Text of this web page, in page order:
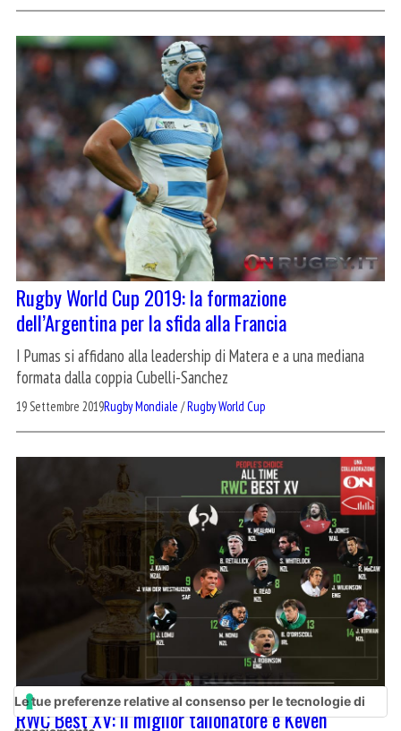
Rugby World Cup 2019: la formazione
dell’Argentina per la sfida alla Francia
I Pumas si affidano alla leadership di Matera e a una mediana
formata dalla coppia Cubelli-Sanchez
19 Settembre 2019Rugby Mondiale /Rugby World Cup
RWC Best XV: il miglior tallonatore è Keven
Le tue preferenze relative al consenso per le tecnologie di